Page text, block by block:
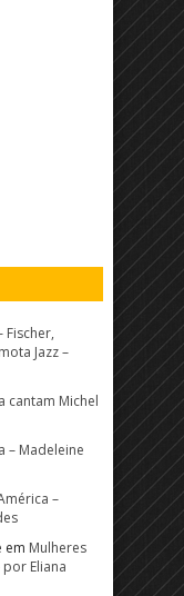
Fischer,
Jazz –
cantam Michel
– Madeleine
–
em Mulheres
Eliana